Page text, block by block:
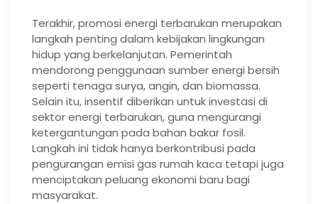
Terakhir, promosi energi terbarukan merupakan
langkah penting dalam kebijakan lingkungan
hidup yang berkelanjutan. Pemerintah
mendorong penggunaan sumber energi bersih
seperti tenaga surya, angin, dan biomassa.
Selain itu, insentif diberikan untuk investasi di
sektor energi terbarukan, guna mengurangi
ketergantungan pada bahan bakar fosil.
Langkah ini tidak hanya berkontribusi pada
pengurangan emisi gas rumah kaca tetapi juga
menciptakan peluang ekonomi baru bagi
masyarakat.